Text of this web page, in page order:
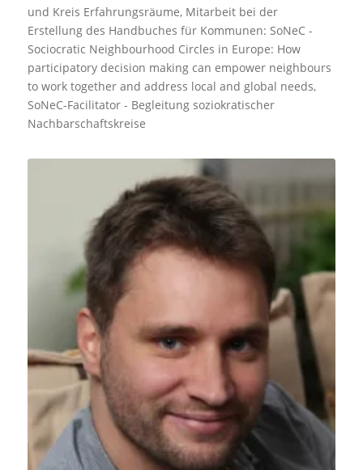
und Kreis Erfahrungsräume, Mitarbeit bei der
Erstellung des Handbuches für Kommunen: SoNeC -
Sociocratic Neighbourhood Circles in Europe: How
participatory decision making can empower neighbours
to work together and address local and global needs,
SoNeC-Facilitator - Begleitung soziokratischer
Nachbarschaftskreise